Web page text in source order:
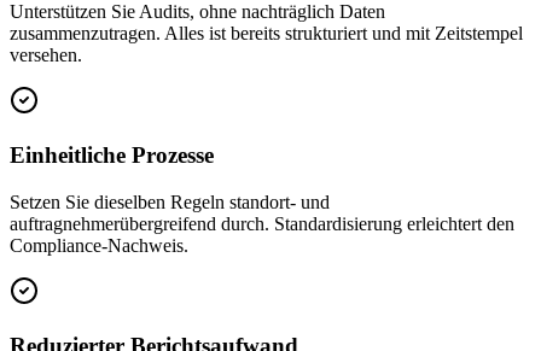
Unterstützen Sie Audits, ohne nachträglich Daten
zusammenzutragen. Alles ist bereits strukturiert und mit Zeitstempel
versehen.
Einheitliche Prozesse
Setzen Sie dieselben Regeln standort- und
auftragnehmerübergreifend durch. Standardisierung erleichtert den
Compliance-Nachweis.
Reduzierter Berichtsaufwand